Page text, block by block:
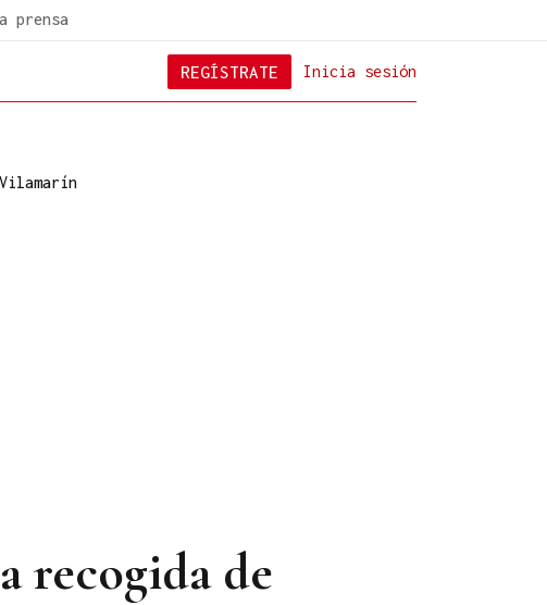
prensa
Inicia sesión
REGÍSTRATE
Vilamarín
recogida de